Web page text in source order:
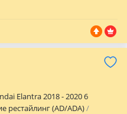
Elantra 2018 - 2020 6
рестайлинг (AD/ADA)